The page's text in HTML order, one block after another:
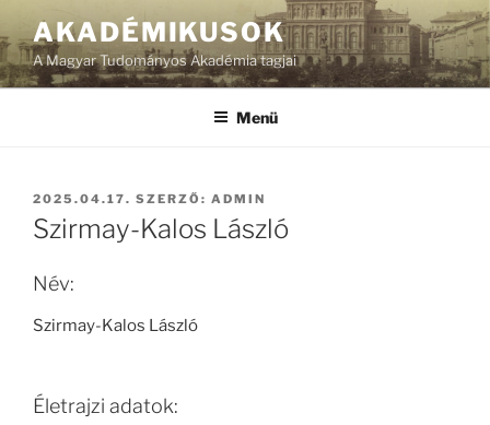
AKADÉMIKUSOK
A Magyar Tudományos Akadémia tagjai
Menü
BEKÜLDVE:
2025.04.17. SZERZŐ: ADMIN
Szirmay-Kalos László
Név:
Szirmay-Kalos László
Életrajzi adatok: